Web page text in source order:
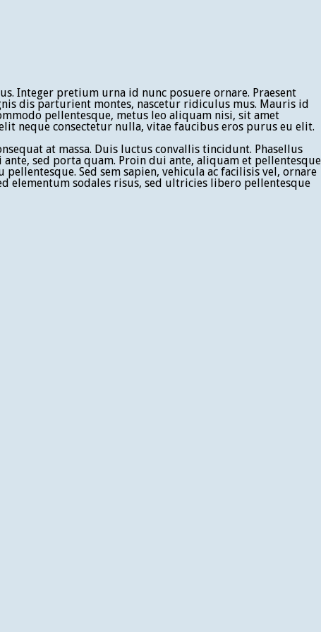
Integer pretium urna id nunc posuere ornare. Praesent
dis parturient montes, nascetur ridiculus mus. Mauris id
pellentesque, metus leo aliquam nisi, sit amet
neque consectetur nulla, vitae faucibus eros purus eu elit.
at massa. Duis luctus convallis tincidunt. Phasellus
sed porta quam. Proin dui ante, aliquam et pellentesque
Sed sem sapien, vehicula ac facilisis vel, ornare
elementum sodales risus, sed ultricies libero pellentesque